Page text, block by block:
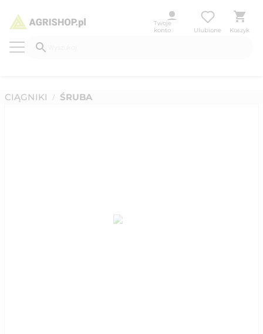
Twoje
konto
Ulubione Koszyk
CIĄGNIKI / ŚRUBA